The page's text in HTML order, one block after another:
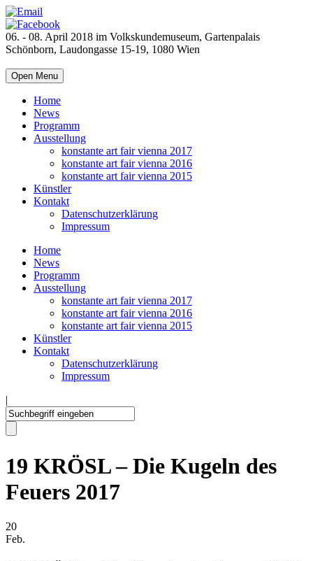
06. - 08. April 2018 im Volkskundemuseum, Gartenpalais
Schönborn, Laudongasse 15-19, 1080 Wien
Open Menu
Home
News
Programm
Ausstellung
konstante art fair vienna 2017
konstante art fair vienna 2016
konstante art fair vienna 2015
Künstler
Kontakt
Datenschutzerklärung
Impressum
Home
News
Programm
Ausstellung
konstante art fair vienna 2017
konstante art fair vienna 2016
konstante art fair vienna 2015
Künstler
Kontakt
Datenschutzerklärung
Impressum
|
19 KRÖSL – Die Kugeln des
Feuers 2017
20
Feb.